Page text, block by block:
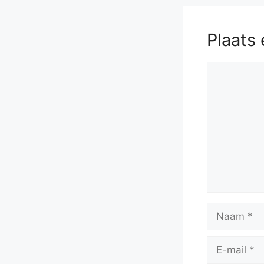
Plaats
mail